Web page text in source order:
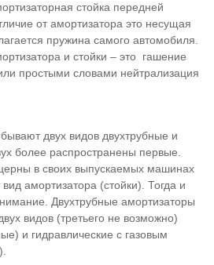
стойка передней
от амортизатора это несущая
пружина самого автомобиля.
и стойки – это гашение
простыми словами нейтрализация
двух видов двухтрубные и
более распространены первые.
в своих выпускаемых машинах
амортизатора (стойки). Тогда и
Двухтрубные амортизаторы
видов (третьего не возможно)
и гидравлические с газовым